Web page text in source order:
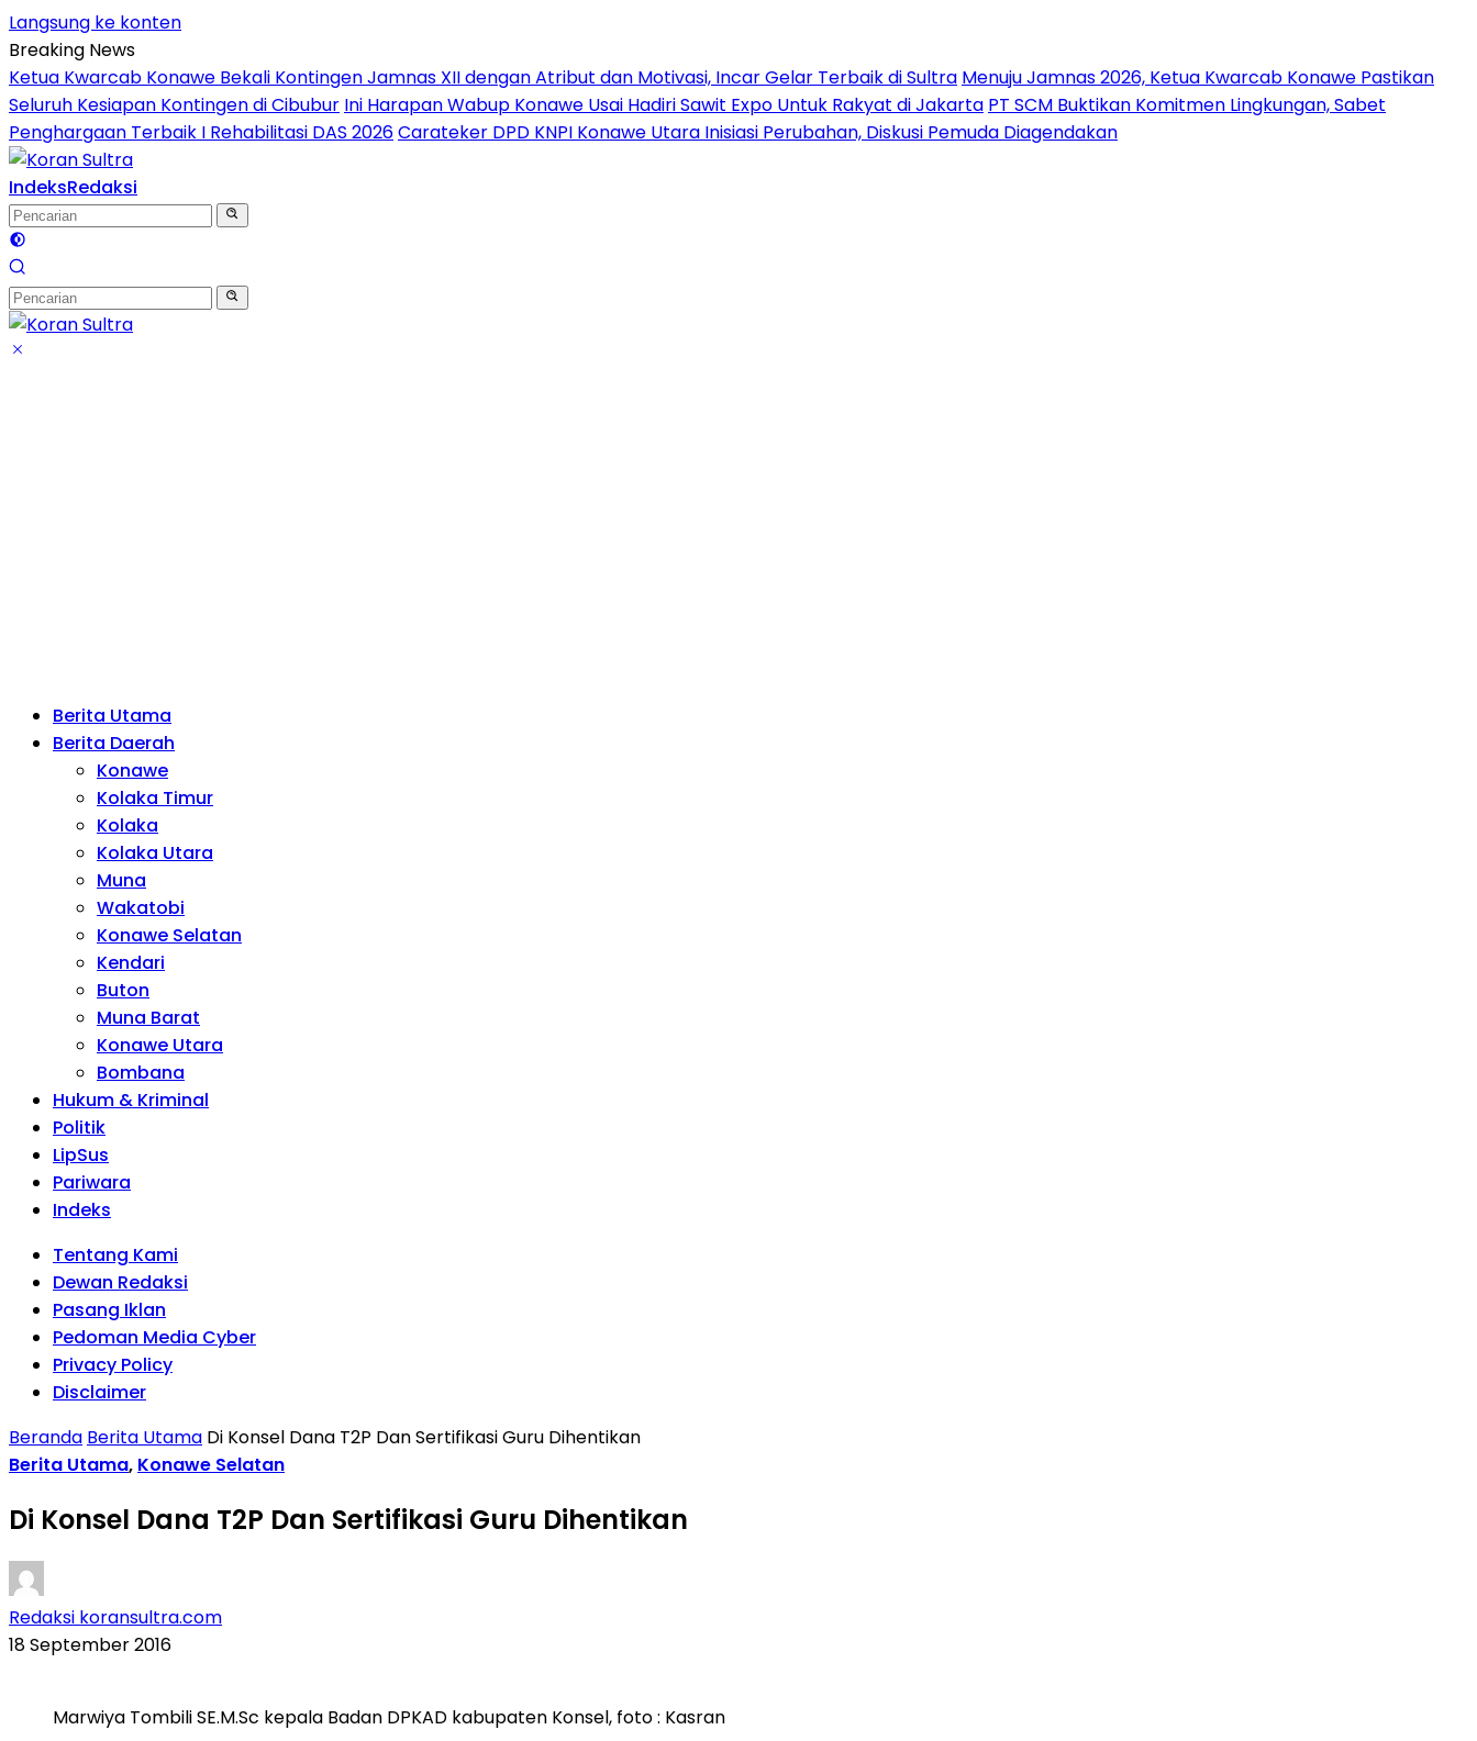
Langsung ke konten
Breaking News
Ketua Kwarcab Konawe Bekali Kontingen Jamnas XII dengan Atribut dan Motivasi, Incar Gelar Terbaik di Sultra Menuju Jamnas 2026, Ketua Kwarcab Konawe Pastikan
Seluruh Kesiapan Kontingen di Cibubur Ini Harapan Wabup Konawe Usai Hadiri Sawit Expo Untuk Rakyat di Jakarta PT SCM Buktikan Komitmen Lingkungan, Sabet
Penghargaan Terbaik I Rehabilitasi DAS 2026Carateker DPD KNPI Konawe Utara Inisiasi Perubahan, Diskusi Pemuda Diagendakan
IndeksRedaksi
Berita Utama
Berita Daerah
Konawe
Kolaka Timur
Kolaka
Kolaka Utara
Muna
Wakatobi
Konawe Selatan
Kendari
Buton
Muna Barat
Konawe Utara
Bombana
Hukum & Kriminal
Politik
LipSus
Pariwara
Indeks
Tentang Kami
Dewan Redaksi
Pasang Iklan
Pedoman Media Cyber
Privacy Policy
Disclaimer
Beranda Berita Utama Di Konsel Dana T2P Dan Sertifikasi Guru Dihentikan
Berita Utama, Konawe Selatan
Di Konsel Dana T2P Dan Sertifikasi Guru Dihentikan
Redaksi koransultra.com
18 September 2016
Marwiya Tombili SE.M.Sc kepala Badan DPKAD kabupaten Konsel, foto : Kasran